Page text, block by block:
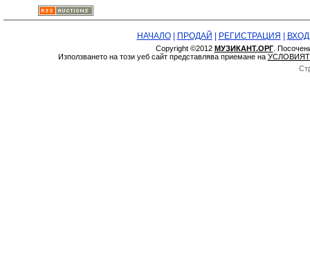
НАЧАЛО| ПРОДАЙ РЕГИСТРАЦИЯ ВХОД
Copyright ©2012 МУЗИКАНТ.ОРГ.
Използването на този уеб сайт представлява приемане на